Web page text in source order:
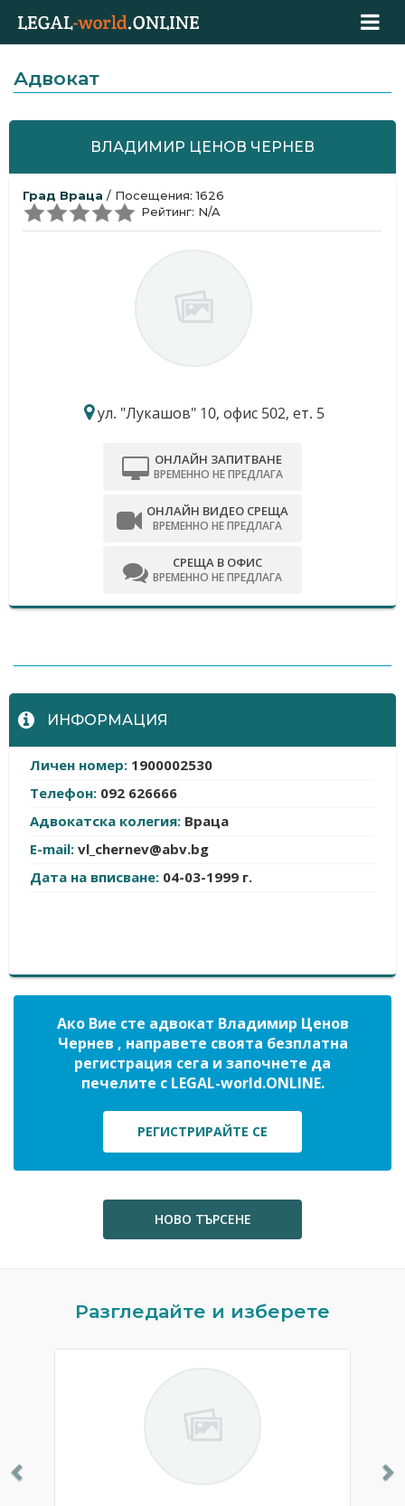
Адвокат
ВЛАДИМИР ЦЕНОВ ЧЕРНЕВ
Град Враца / Посещения: 1626
Рейтинг: N/A
ул. "Лукашов" 10, офис 502, ет. 5
ОНЛАЙН ЗАПИТВАНЕ
ВРЕМЕННО НЕ ПРЕДЛАГА
ОНЛАЙН ВИДЕО СРЕЩА
ВРЕМЕННО НЕ ПРЕДЛАГА
СРЕЩА В ОФИС
ВРЕМЕННО НЕ ПРЕДЛАГА
ИНФОРМАЦИЯ
Личен номер: 1900002530
Телефон: 092 626666
Адвокатска колегия: Враца
E-mail: vl_chernev@abv.bg
Дата на вписване: 04-03-1999 г.
Ако Вие сте адвокат Владимир Ценов
Чернев , направете своята безплатна
регистрация сега и започнете да
печелите с LEGAL-world.ONLINE.
РЕГИСТРИРАЙТЕ СЕ
НОВО ТЪРСЕНЕ
Разгледайте и изберете